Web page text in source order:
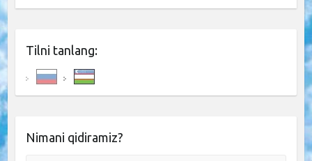
Tilni tanlang:
Nimani qidiramiz?